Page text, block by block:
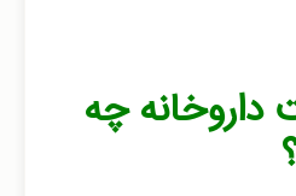
چه